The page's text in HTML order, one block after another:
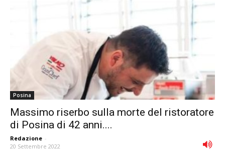
Posina
Massimo riserbo sulla morte del ristoratore
di Posina di 42 anni....
Redazione -
20 Settembre 2022